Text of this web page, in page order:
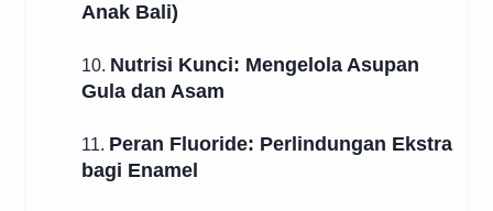
Anak Bali)
10. Nutrisi Kunci: Mengelola Asupan
Gula dan Asam
11. Peran Fluoride: Perlindungan Ekstra
bagi Enamel